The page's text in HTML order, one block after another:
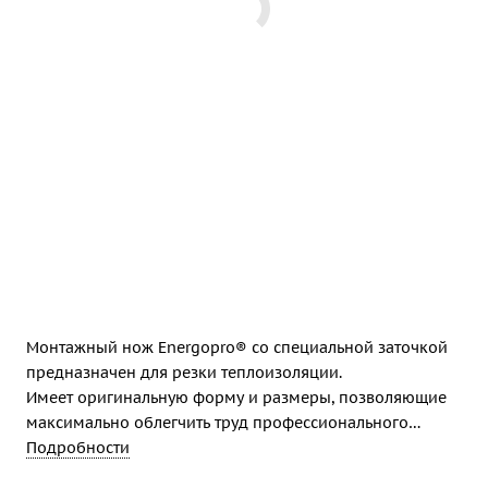
Монтажный нож Energopro® со специальной заточкой
предназначен для резки теплоизоляции.
Имеет оригинальную форму и размеры, позволяющие
максимально облегчить труд профессионального
монтажника.
Подробности